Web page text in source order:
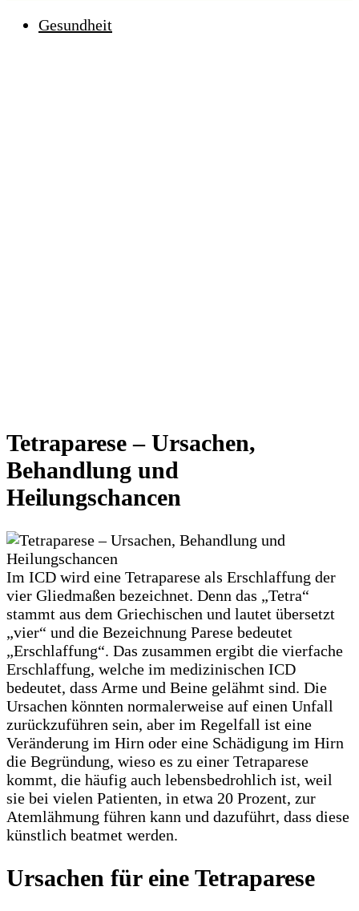
Gesundheit
Tetraparese – Ursachen,
Behandlung und
Heilungschancen
Im ICD wird eine Tetraparese als Erschlaffung der
vier Gliedmaßen bezeichnet. Denn das „Tetra“
stammt aus dem Griechischen und lautet übersetzt
„vier“ und die Bezeichnung Parese bedeutet
„Erschlaffung“. Das zusammen ergibt die vierfache
Erschlaffung, welche im medizinischen ICD
bedeutet, dass Arme und Beine gelähmt sind. Die
Ursachen könnten normalerweise auf einen Unfall
zurückzuführen sein, aber im Regelfall ist eine
Veränderung im Hirn oder eine Schädigung im Hirn
die Begründung, wieso es zu einer Tetraparese
kommt, die häufig auch lebensbedrohlich ist, weil
sie bei vielen Patienten, in etwa 20 Prozent, zur
Atemlähmung führen kann und dazuführt, dass diese
künstlich beatmet werden.
Ursachen für eine Tetraparese